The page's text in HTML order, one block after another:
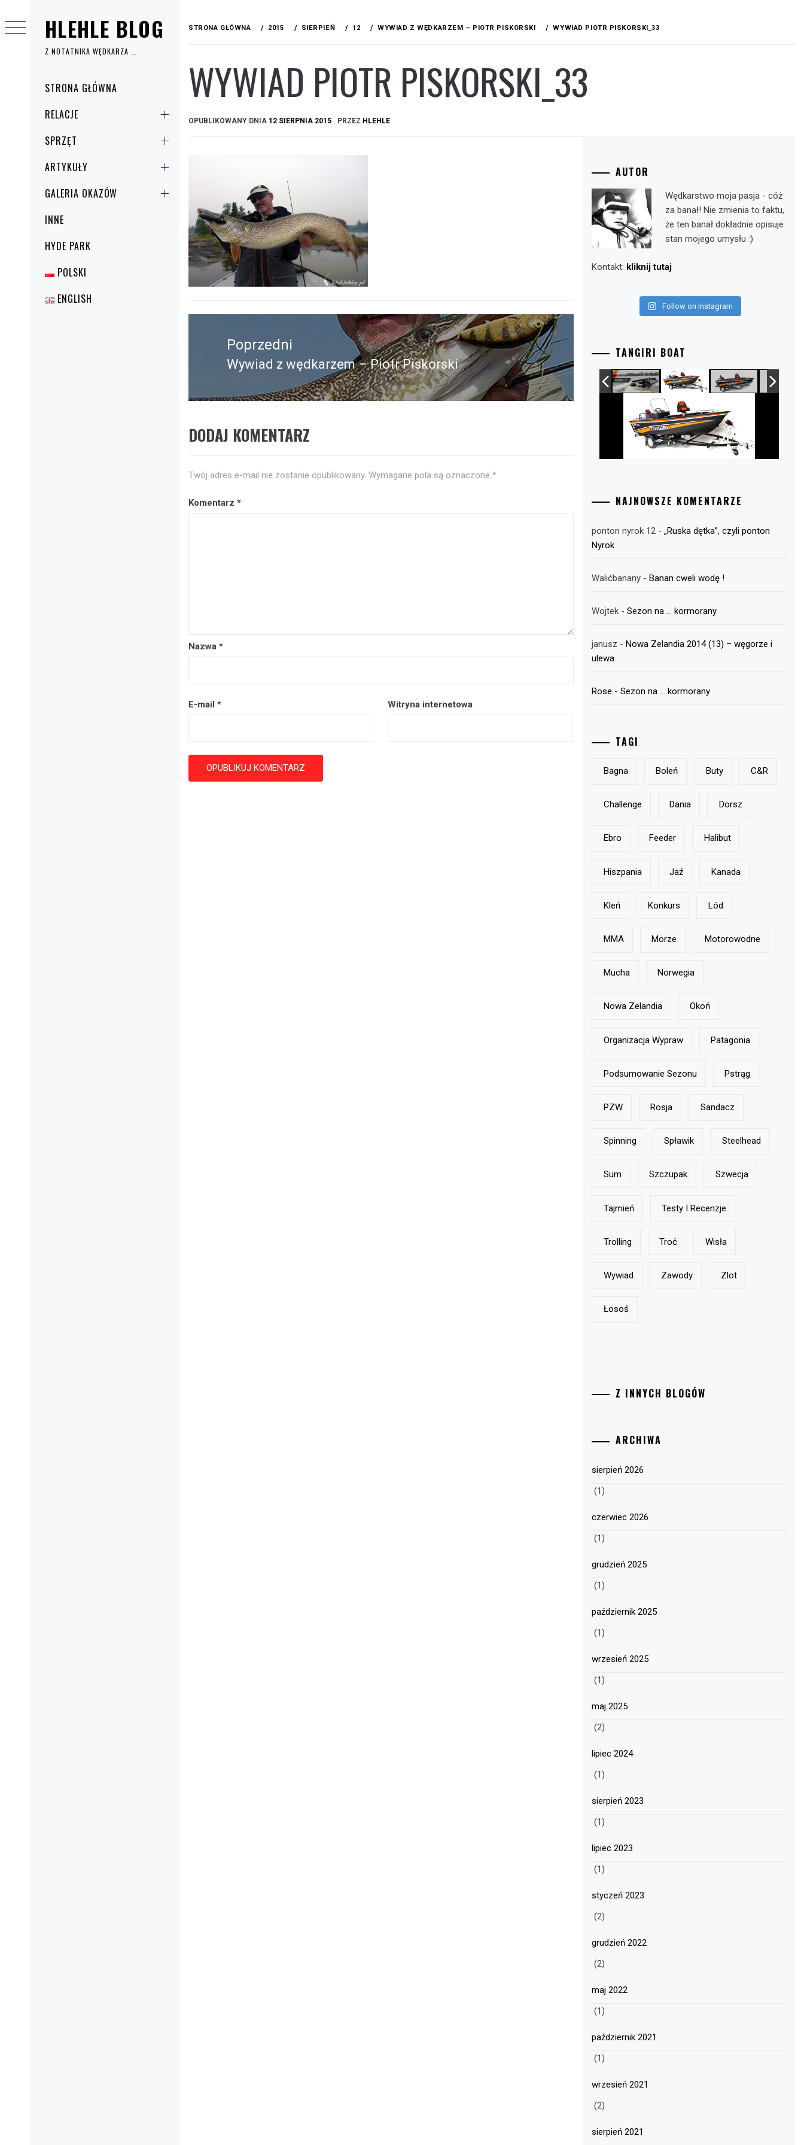
HLEHLE BLOG
Z NOTATNIKA WĘDKARZA …
główneSTRONA GŁÓWNA
RELACJE
SPRZĘT
ARTYKUŁY
GALERIA OKAZÓW
INNE
HYDE PARK
POLSKI
ENGLISH
do
treści
STRONA GŁÓWNA 2015 SIERPIEŃ 12 WYWIAD Z WĘDKARZEM – PIOTR PISKORSKI WYWIAD PIOTR PISKORSKI_33
WYWIAD PIOTR PISKORSKI_33
OPUBLIKOWANY DNIA 12 SIERPNIA 2015 PRZEZ HLEHLE
Nawigacja
Poprzedni
Poprzedni
wpis:
Wywiad z wędkarzem – Piotr Piskorski
DODAJ KOMENTARZ
Twój adres e-mail nie zostanie opublikowany. Wymagane pola są oznaczone *
Komentarz *
Nazwa *
E-mail * Witryna internetowa
AUTOR
Wędkarstwo moja pasja - cóż
za banał! Nie zmienia to faktu,
że ten banał dokładnie opisuje
stan mojego umysłu :)
Kontakt: kliknij tutaj
Follow on Instagram
TANGIRI BOAT
NAJNOWSZE KOMENTARZE
ponton nyrok 12 -„Ruska dętka”, czyli ponton
Nyrok
Walićbanany -Banan cweli wodę !
Wojtek -Sezon na … kormorany
janusz -Nowa Zelandia 2014 (13) – węgorze i
ulewa
Rose -Sezon na … kormorany
TAGI
Bagna Boleń Buty C&r
Challenge Dania Dorsz
Ebro Feeder Halibut
Hiszpania Jaź Kanada
Kleń Konkurs Lód
MMA Morze Motorowodne
Mucha Norwegia
Nowa Zelandia Okoń
Organizacja Wypraw Patagonia
Podsumowanie Sezonu Pstrąg
PZW Rosja Sandacz
Spinning Spławik Steelhead
Sum Szczupak Szwecja
Tajmień Testy I Recenzje
Trolling Troć Wisła
Wywiad Zawody Zlot
Łosoś
Z INNYCH BLOGÓW
ARCHIWA
sierpień 2026
(1)
czerwiec 2026
(1)
grudzień 2025
(1)
październik 2025
(1)
wrzesień 2025
(1)
maj 2025
(2)
lipiec 2024
(1)
sierpień 2023
(1)
lipiec 2023
(1)
styczeń 2023
(2)
grudzień 2022
(2)
maj 2022
(1)
październik 2021
(1)
wrzesień 2021
(2)
sierpień 2021